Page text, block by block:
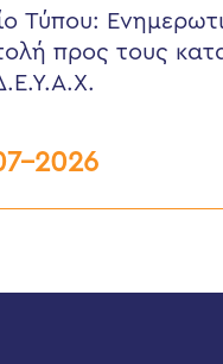
Τύπου:
προς τους
2026